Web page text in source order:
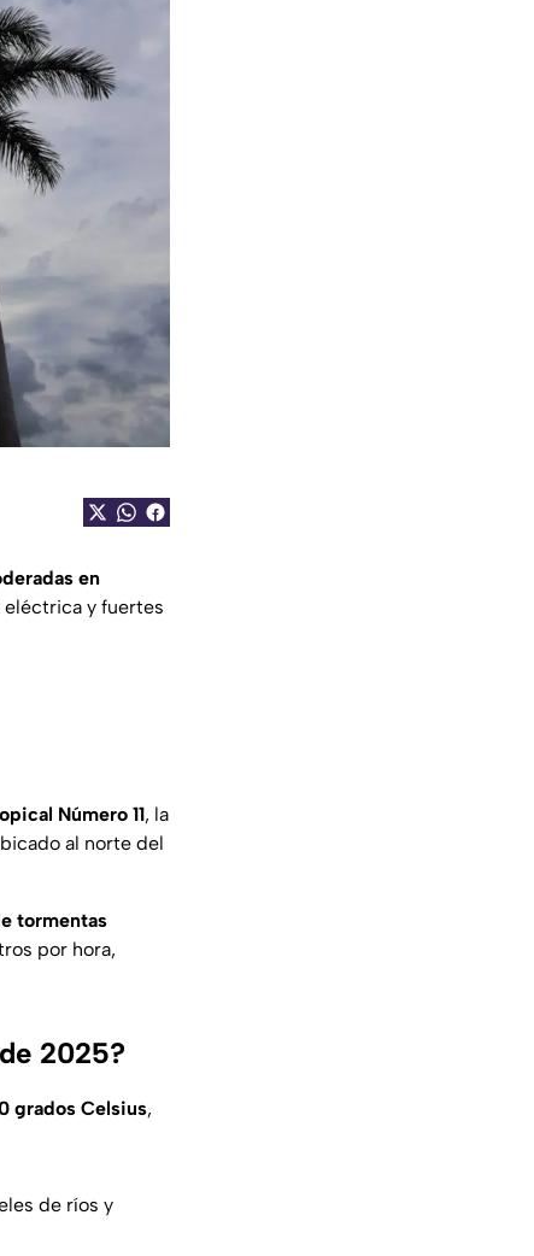
en
eléctrica y fuertes
Número 11, la
al norte del
tormentas
por hora,
2025?
grados Celsius,
de ríos y